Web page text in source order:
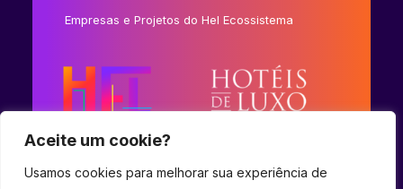
Aceite um cookie?
Usamos cookies para melhorar sua experiência de
Empresas e Projetos do Hel Ecossistema